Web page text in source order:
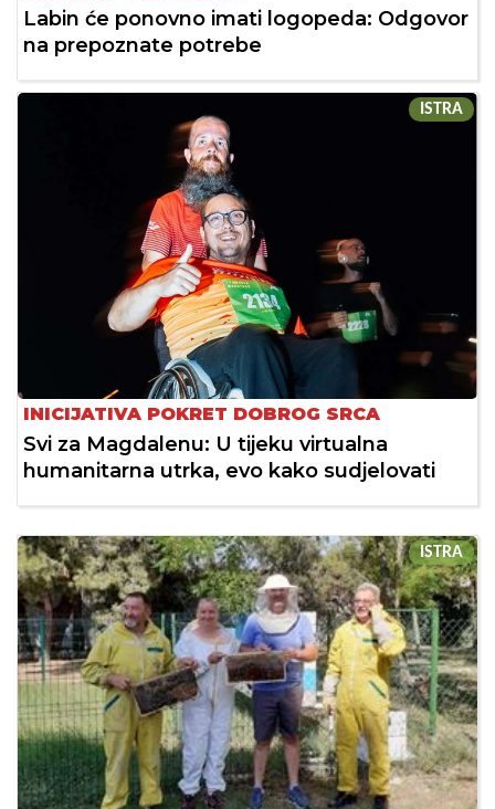
Labin će ponovno imati logopeda: Odgovor
na prepoznate potrebe
ISTRA
INICIJATIVA POKRET DOBROG SRCA
Svi za Magdalenu: U tijeku virtualna
humanitarna utrka, evo kako sudjelovati
ISTRA